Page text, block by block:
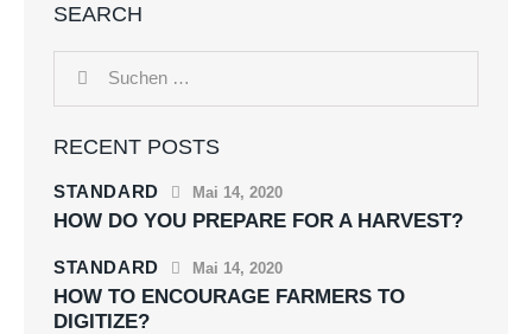
SEARCH
RECENT POSTS
STANDARD Mai 14, 2020
HOW DO YOU PREPARE FOR A HARVEST?
STANDARD Mai 14, 2020
HOW TO ENCOURAGE FARMERS TO
DIGITIZE?